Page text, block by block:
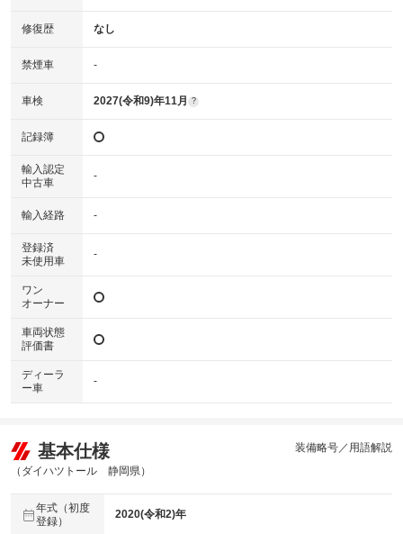
修復歴 なし
禁煙車 -
車検 2027(令和9)年11月 ?
記録簿
輸入認定
中古車
-
輸入経路 -
登録済
未使用車
-
ワン
オーナー
車両状態
評価書
ディーラ
ー車
-
基本仕様
（ダイハツトール 静岡県）
装備略号／用語解説
年式（初度
登録）
2020(令和2)年